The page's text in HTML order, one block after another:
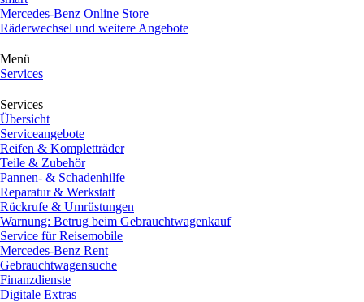
Mercedes-Benz Online Store
Räderwechsel und weitere Angebote
Menü
Services
Services
Übersicht
Serviceangebote
Reifen & Kompletträder
Teile & Zubehör
Pannen- & Schadenhilfe
Reparatur & Werkstatt
Rückrufe & Umrüstungen
Warnung: Betrug beim Gebrauchtwagenkauf
Service für Reisemobile
Mercedes-Benz Rent
Gebrauchtwagensuche
Finanzdienste
Digitale Extras